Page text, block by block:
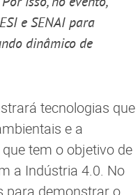
e SENAI para
dinâmico de
tecnologias que
e a
tem o objetivo de
a Indústria 4.0. No
para demonstrar o